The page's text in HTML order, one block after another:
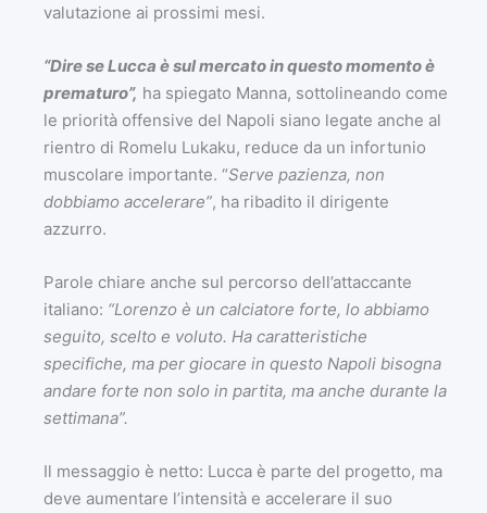
valutazione ai prossimi mesi.
“Dire se Lucca è sul mercato in questo momento è
prematuro”, ha spiegato Manna, sottolineando come
le priorità offensive del Napoli siano legate anche al
rientro di Romelu Lukaku, reduce da un infortunio
muscolare importante. “Serve pazienza, non
dobbiamo accelerare”, ha ribadito il dirigente
azzurro.
Parole chiare anche sul percorso dell’attaccante
italiano: “Lorenzo è un calciatore forte, lo abbiamo
seguito, scelto e voluto. Ha caratteristiche
specifiche, ma per giocare in questo Napoli bisogna
andare forte non solo in partita, ma anche durante la
settimana”.
Il messaggio è netto: Lucca è parte del progetto, ma
deve aumentare l’intensità e accelerare il suo